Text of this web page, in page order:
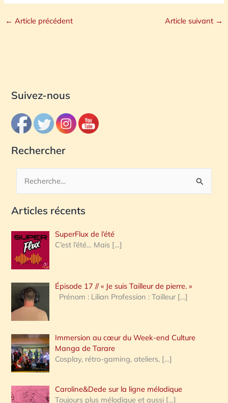
← Article précédent Article suivant →
Suivez-nous
Rechercher
c
e
r
c
h
e
:
Articles récents
SuperFlux de l’été
C’est l’été… Mais […]
Épisode 17 // « Je suis Tailleur de pierre. »
Prénom : Lilian Profession : Tailleur […]
Immersion au cœur du Week-end Culture
Manga de Tarare
Cosplay, rétro-gaming, ateliers, […]
Caroline&Dede sur la ligne mélodique
Toujours plus mélodique et aussi […]